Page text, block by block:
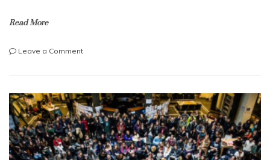
Read More
Leave a Commenton